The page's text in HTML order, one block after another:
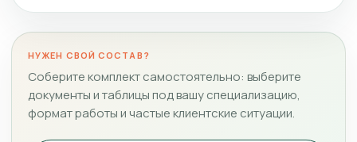
НУЖЕН СВОЙ СОСТАВ?
Соберите комплект самостоятельно: выберите
документы и таблицы под вашу специализацию,
формат работы и частые клиентские ситуации.